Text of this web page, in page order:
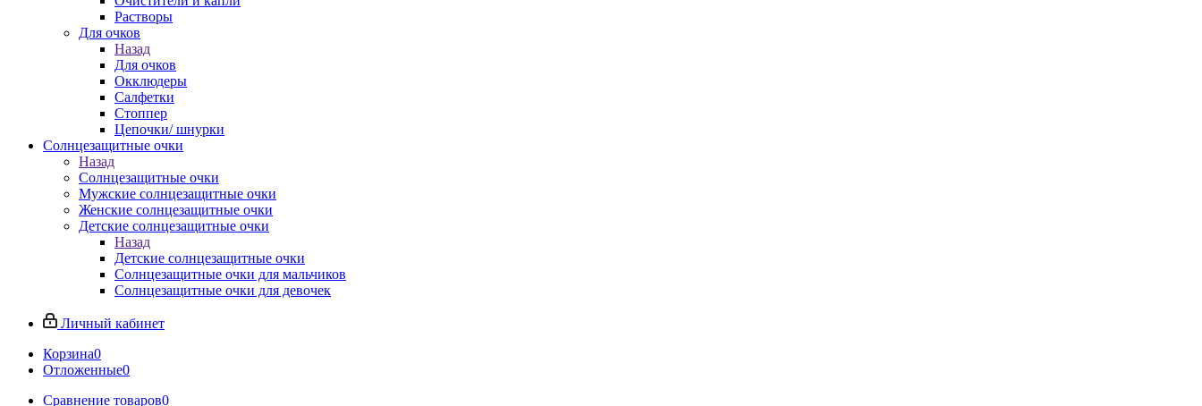
Растворы
Для очков
Назад
Для очков
Окклюдеры
Салфетки
Стоппер
Цепочки/ шнурки
Солнцезащитные очки
Назад
Солнцезащитные очки
Мужские солнцезащитные очки
Женские солнцезащитные очки
Детские солнцезащитные очки
Назад
Детские солнцезащитные очки
Солнцезащитные очки для мальчиков
Солнцезащитные очки для девочек
Личный кабинет
Корзина0
Отложенные0
Сравнение товаров0